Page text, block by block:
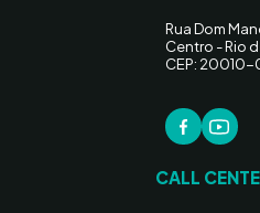
Rua Dom
Centro - Rio
CEP:
CALL